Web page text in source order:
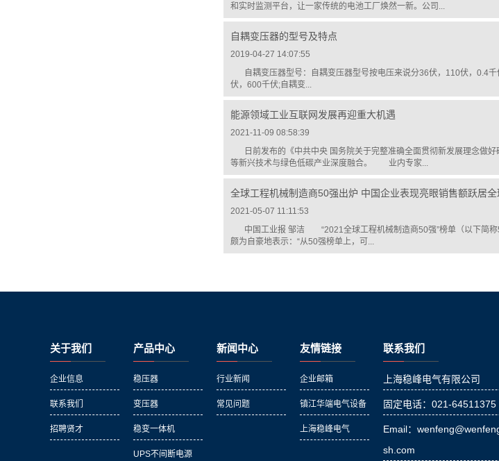
和实时监测平台，让一家传统的电池工厂焕然一新。公司...
自耦变压器的型号及特点
2019-04-27 14:07:55
自耦变压器型号：自耦变压器型号按电压来说分36伏，110伏，0.4
伏，600千伏;自耦变...
能源领域工业互联网发展再迎重大机遇
2021-11-09 08:58:39
日前发布的《中共中央 国务院关于完整准确全面贯彻新发展理念做
等新兴技术与绿色低碳产业深度融合。 业内专家...
全球工程机械制造商50强出炉 中国企业表现亮眼销售额跃居
2021-05-07 11:11:53
中国工业报 邹洁 “2021全球工程机械制造商50强”榜单（以下简称
颇为自豪地表示：“从50强榜单上，可...
关于我们
企业信息
联系我们
招聘贤才
产品中心
稳压器
变压器
稳变一体机
UPS不间断电源
新闻中心
行业新闻
常见问题
友情链接
企业邮箱
镇江华端电气设备
上海稳峰电气
联系我们
上海稳峰电气有限公司
固定电话：021-64511375
Email：
sh.com